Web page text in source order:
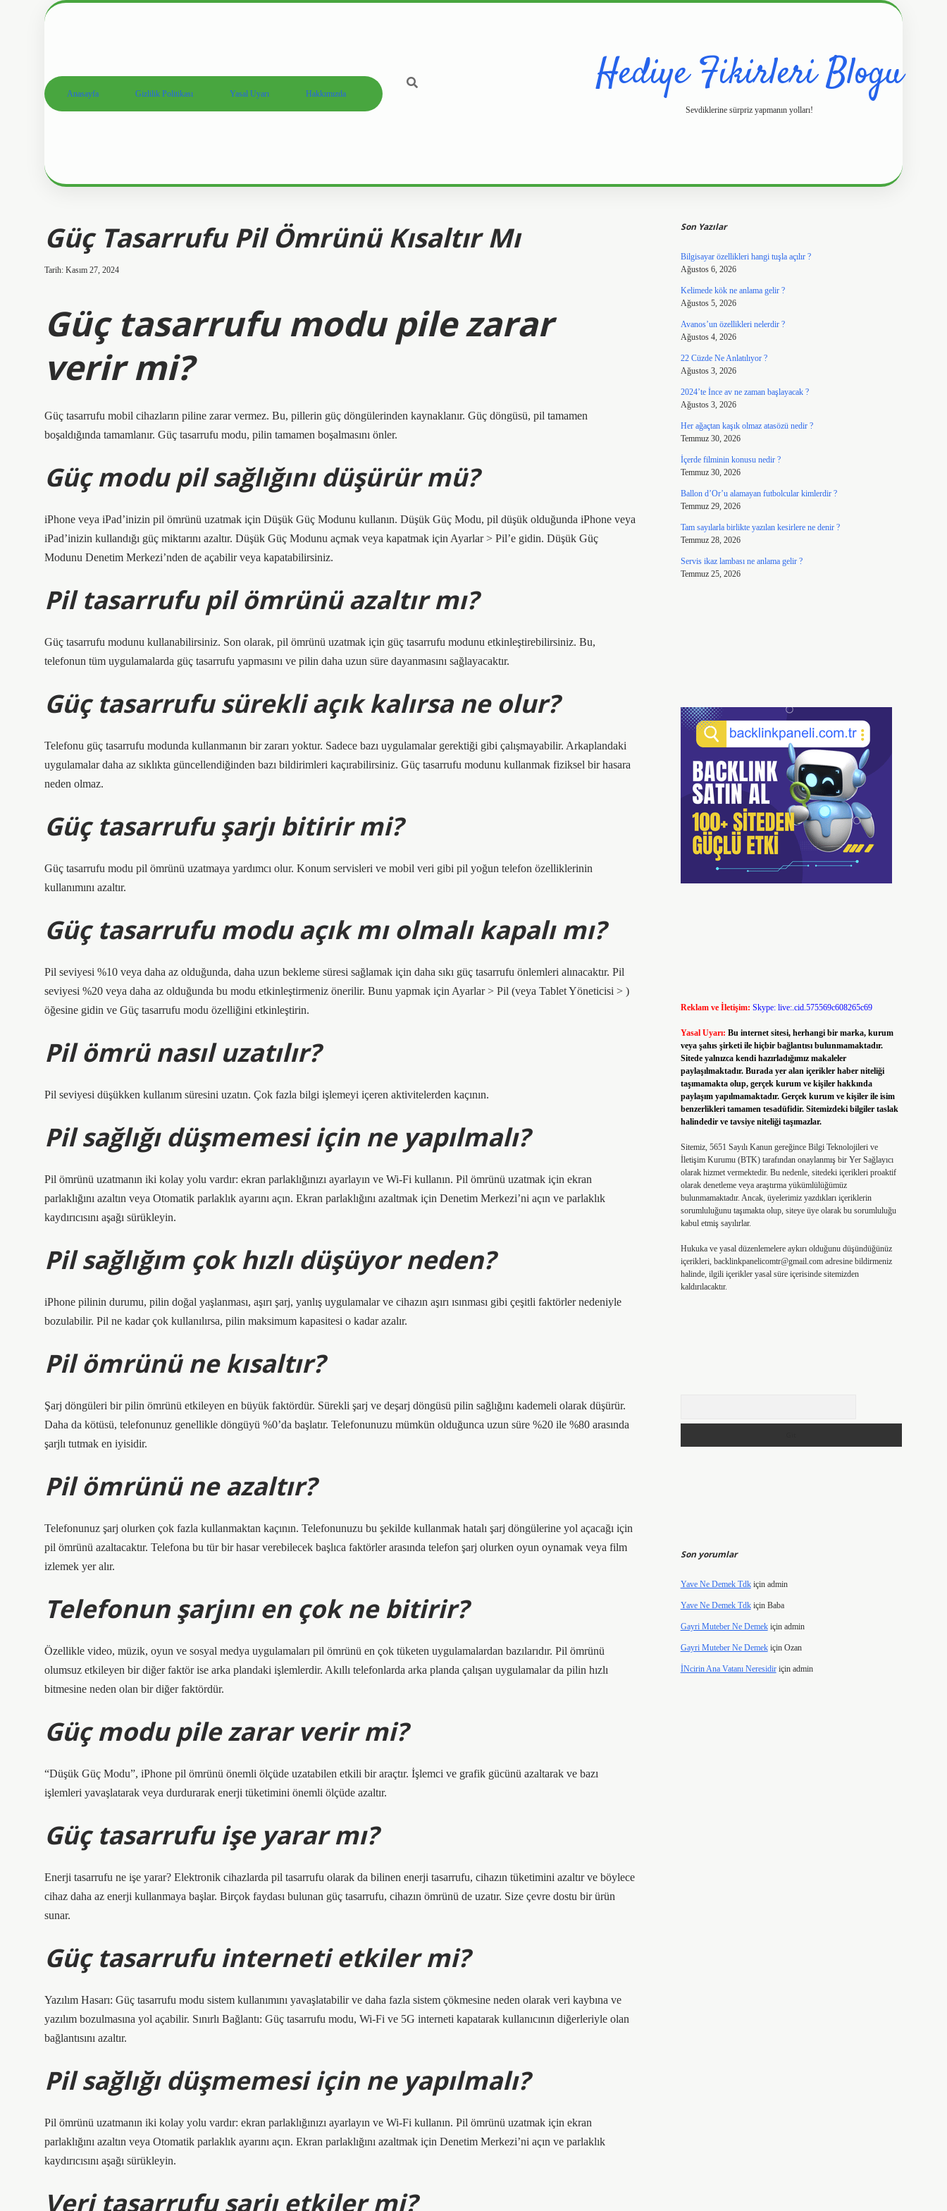
Anasayfa Gizlilik Politikası Yasal Uyarı Hakkımızda Hediye Fikirleri Blogu
Sevdiklerine sürpriz yapmanın yolları!
Güç Tasarrufu Pil Ömrünü Kısaltır Mı
Tarih: Kasım 27, 2024
Güç tasarrufu modu pile zarar
verir mi?
Güç tasarrufu mobil cihazların piline zarar vermez. Bu, pillerin güç döngülerinden kaynaklanır. Güç döngüsü, pil tamamen
boşaldığında tamamlanır. Güç tasarrufu modu, pilin tamamen boşalmasını önler.
Güç modu pil sağlığını düşürür mü?
iPhone veya iPad’inizin pil ömrünü uzatmak için Düşük Güç Modunu kullanın. Düşük Güç Modu, pil düşük olduğunda iPhone veya
iPad’inizin kullandığı güç miktarını azaltır. Düşük Güç Modunu açmak veya kapatmak için Ayarlar > Pil’e gidin. Düşük Güç
Modunu Denetim Merkezi’nden de açabilir veya kapatabilirsiniz.
Pil tasarrufu pil ömrünü azaltır mı?
Güç tasarrufu modunu kullanabilirsiniz. Son olarak, pil ömrünü uzatmak için güç tasarrufu modunu etkinleştirebilirsiniz. Bu,
telefonun tüm uygulamalarda güç tasarrufu yapmasını ve pilin daha uzun süre dayanmasını sağlayacaktır.
Güç tasarrufu sürekli açık kalırsa ne olur?
Telefonu güç tasarrufu modunda kullanmanın bir zararı yoktur. Sadece bazı uygulamalar gerektiği gibi çalışmayabilir. Arkaplandaki
uygulamalar daha az sıklıkta güncellendiğinden bazı bildirimleri kaçırabilirsiniz. Güç tasarrufu modunu kullanmak fiziksel bir hasara
neden olmaz.
Güç tasarrufu şarjı bitirir mi?
Güç tasarrufu modu pil ömrünü uzatmaya yardımcı olur. Konum servisleri ve mobil veri gibi pil yoğun telefon özelliklerinin
kullanımını azaltır.
Güç tasarrufu modu açık mı olmalı kapalı mı?
Pil seviyesi %10 veya daha az olduğunda, daha uzun bekleme süresi sağlamak için daha sıkı güç tasarrufu önlemleri alınacaktır. Pil
seviyesi %20 veya daha az olduğunda bu modu etkinleştirmeniz önerilir. Bunu yapmak için Ayarlar > Pil (veya Tablet Yöneticisi > )
öğesine gidin ve Güç tasarrufu modu özelliğini etkinleştirin.
Pil ömrü nasıl uzatılır?
Pil seviyesi düşükken kullanım süresini uzatın. Çok fazla bilgi işlemeyi içeren aktivitelerden kaçının.
Pil sağlığı düşmemesi için ne yapılmalı?
Pil ömrünü uzatmanın iki kolay yolu vardır: ekran parlaklığınızı ayarlayın ve Wi-Fi kullanın. Pil ömrünü uzatmak için ekran
parlaklığını azaltın veya Otomatik parlaklık ayarını açın. Ekran parlaklığını azaltmak için Denetim Merkezi’ni açın ve parlaklık
kaydırıcısını aşağı sürükleyin.
Pil sağlığım çok hızlı düşüyor neden?
iPhone pilinin durumu, pilin doğal yaşlanması, aşırı şarj, yanlış uygulamalar ve cihazın aşırı ısınması gibi çeşitli faktörler nedeniyle
bozulabilir. Pil ne kadar çok kullanılırsa, pilin maksimum kapasitesi o kadar azalır.
Pil ömrünü ne kısaltır?
Şarj döngüleri bir pilin ömrünü etkileyen en büyük faktördür. Sürekli şarj ve deşarj döngüsü pilin sağlığını kademeli olarak düşürür.
Daha da kötüsü, telefonunuz genellikle döngüyü %0’da başlatır. Telefonunuzu mümkün olduğunca uzun süre %20 ile %80 arasında
şarjlı tutmak en iyisidir.
Pil ömrünü ne azaltır?
Telefonunuz şarj olurken çok fazla kullanmaktan kaçının. Telefonunuzu bu şekilde kullanmak hatalı şarj döngülerine yol açacağı için
pil ömrünü azaltacaktır. Telefona bu tür bir hasar verebilecek başlıca faktörler arasında telefon şarj olurken oyun oynamak veya film
izlemek yer alır.
Telefonun şarjını en çok ne bitirir?
Özellikle video, müzik, oyun ve sosyal medya uygulamaları pil ömrünü en çok tüketen uygulamalardan bazılarıdır. Pil ömrünü
olumsuz etkileyen bir diğer faktör ise arka plandaki işlemlerdir. Akıllı telefonlarda arka planda çalışan uygulamalar da pilin hızlı
bitmesine neden olan bir diğer faktördür.
Güç modu pile zarar verir mi?
“Düşük Güç Modu”, iPhone pil ömrünü önemli ölçüde uzatabilen etkili bir araçtır. İşlemci ve grafik gücünü azaltarak ve bazı
işlemleri yavaşlatarak veya durdurarak enerji tüketimini önemli ölçüde azaltır.
Güç tasarrufu işe yarar mı?
Enerji tasarrufu ne işe yarar? Elektronik cihazlarda pil tasarrufu olarak da bilinen enerji tasarrufu, cihazın tüketimini azaltır ve böylece
cihaz daha az enerji kullanmaya başlar. Birçok faydası bulunan güç tasarrufu, cihazın ömrünü de uzatır. Size çevre dostu bir ürün
sunar.
Güç tasarrufu interneti etkiler mi?
Yazılım Hasarı: Güç tasarrufu modu sistem kullanımını yavaşlatabilir ve daha fazla sistem çökmesine neden olarak veri kaybına ve
yazılım bozulmasına yol açabilir. Sınırlı Bağlantı: Güç tasarrufu modu, Wi-Fi ve 5G interneti kapatarak kullanıcının diğerleriyle olan
bağlantısını azaltır.
Pil sağlığı düşmemesi için ne yapılmalı?
Pil ömrünü uzatmanın iki kolay yolu vardır: ekran parlaklığınızı ayarlayın ve Wi-Fi kullanın. Pil ömrünü uzatmak için ekran
parlaklığını azaltın veya Otomatik parlaklık ayarını açın. Ekran parlaklığını azaltmak için Denetim Merkezi’ni açın ve parlaklık
kaydırıcısını aşağı sürükleyin.
Veri tasarrufu şarjı etkiler mi?
Son Yazılar
Bilgisayar özellikleri hangi tuşla açılır ?
Ağustos 6, 2026
Kelimede kök ne anlama gelir ?
Ağustos 5, 2026
Avanos’un özellikleri nelerdir ?
Ağustos 4, 2026
22 Cüzde Ne Anlatılıyor ?
Ağustos 3, 2026
2024’te İnce av ne zaman başlayacak ?
Ağustos 3, 2026
Her ağaçtan kaşık olmaz atasözü nedir ?
Temmuz 30, 2026
İçerde filminin konusu nedir ?
Temmuz 30, 2026
Ballon d’Or’u alamayan futbolcular kimlerdir ?
Temmuz 29, 2026
Tam sayılarla birlikte yazılan kesirlere ne denir ?
Temmuz 28, 2026
Servis ikaz lambası ne anlama gelir ?
Temmuz 25, 2026
Reklam ve İletişim: Skype: live:.cid.575569c608265c69
Yasal Uyarı: Bu internet sitesi, herhangi bir marka, kurum
veya şahıs şirketi ile hiçbir bağlantısı bulunmamaktadır.
Sitede yalnızca kendi hazırladığımız makaleler
paylaşılmaktadır. Burada yer alan içerikler haber niteliği
taşımamakta olup, gerçek kurum ve kişiler hakkında
paylaşım yapılmamaktadır. Gerçek kurum ve kişiler ile isim
benzerlikleri tamamen tesadüfidir. Sitemizdeki bilgiler taslak
halindedir ve tavsiye niteliği taşımazlar.
Sitemiz, 5651 Sayılı Kanun gereğince Bilgi Teknolojileri ve
İletişim Kurumu (BTK) tarafından onaylanmış bir Yer Sağlayıcı
olarak hizmet vermektedir. Bu nedenle, sitedeki içerikleri proaktif
olarak denetleme veya araştırma yükümlülüğümüz
bulunmamaktadır. Ancak, üyelerimiz yazdıkları içeriklerin
sorumluluğunu taşımakta olup, siteye üye olarak bu sorumluluğu
kabul etmiş sayılırlar.
Hukuka ve yasal düzenlemelere aykırı olduğunu düşündüğünüz
içerikleri, backlinkpanelicomtr@gmail.comadresine bildirmeniz
halinde, ilgili içerikler yasal süre içerisinde sitemizden
kaldırılacaktır.
Son yorumlar
Yave Ne Demek Tdkiçin admin
Yave Ne Demek Tdkiçin Baba
Gayri Muteber Ne Demekiçin admin
Gayri Muteber Ne Demekiçin Ozan
İNcirin Ana Vatanı Neresidiriçin admin